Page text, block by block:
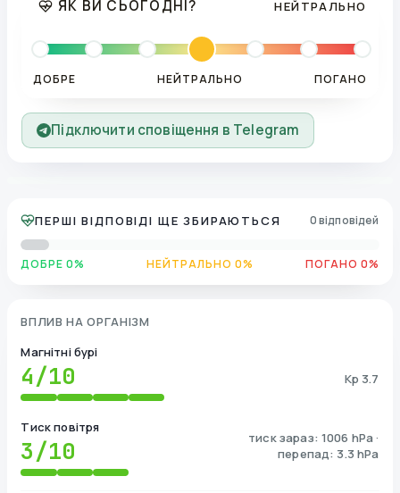
ЯК ВИ СЬОГОДНІ? НЕЙТРАЛЬНО
ДОБРЕ НЕЙТРАЛЬНО ПОГАНО
Підключити сповіщення в Telegram
ПЕРШІ ВІДПОВІДІ ЩЕ ЗБИРАЮТЬСЯ 0 відповідей
ДОБРЕ 0% НЕЙТРАЛЬНО 0% ПОГАНО 0%
ВПЛИВ НА ОРГАНІЗМ
Магнітні бурі
4/10 Kp 3.7
Тиск повітря
3/10
тиск зараз: 1006 hPa ·
перепад: 3.3 hPa